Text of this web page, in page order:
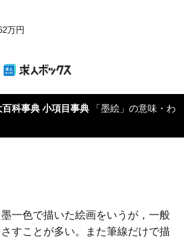
万円
科事典 小項目事典
墨一色で描いた絵画をいうが，一般
さすことが多い。また筆線だけで描